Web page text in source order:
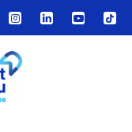
Lien
vers
le
compte
Lien
vers
Lien
vers
Lien
vers